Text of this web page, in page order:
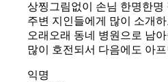
상찡그림없이 손님 한명한
주변 지인들에게 많이 소개
오래오래 동네 병원으로 남
많이 호전되서 다음에도 아
익명